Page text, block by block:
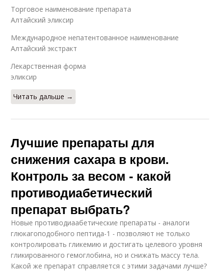
Торговое наименование препарата
Алтайский эликсир
Международное непатентованное наименование
Алтайский экстракт
Лекарственная форма
эликсир
Читать дальше →
Лучшие препараты для
снижения сахара в крови.
Контроль за весом - какой
противодиабетический
препарат выбрать?
Новые противодиаабетические препараты - аналоги
глюкагоподобного пептида-1 - позволяют не только
контролировать гликемию и достигать целевого уровня
гликированного гемоглобина, но и снижать массу тела.
Какой же препарат справляется с этими задачами лучше?